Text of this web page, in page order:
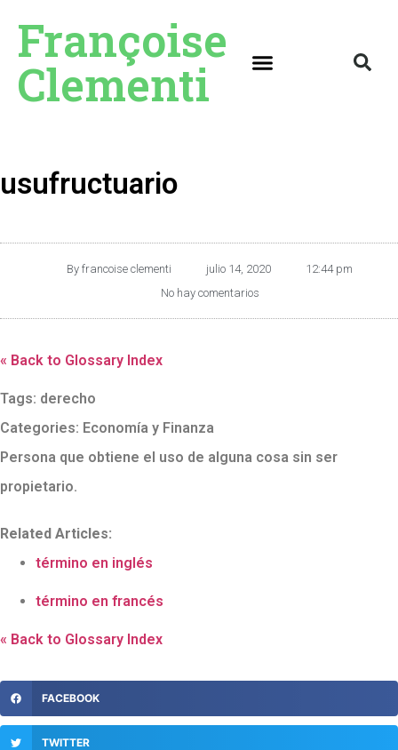
Françoise
Clementi
usufructuario
By francoise clementi julio 14, 2020
12:44 pm
No hay comentarios
« Back to Glossary Index
Tags: derecho
Categories: Economía y Finanza
Persona que obtiene el uso de alguna cosa sin ser
propietario.
Related Articles:
término en inglés
término en francés
« Back to Glossary Index
FACEBOOK
TWITTER